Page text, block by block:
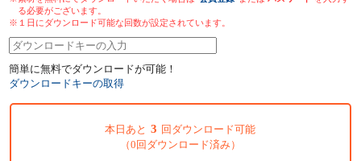
る必要がございます。
※１日にダウンロード可能な回数が設定されています。
簡単に無料でダウンロードが可能！
ダウンロードキーの取得
本日あと 3 回ダウンロード可能
（0回ダウンロード済み）